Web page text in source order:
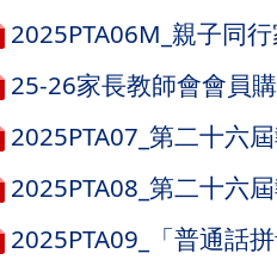
2025PTA06M_親子同
25-26家長教師會會員
2025PTA07_第二十六
2025PTA08_第二十六
2025PTA09_「普通話